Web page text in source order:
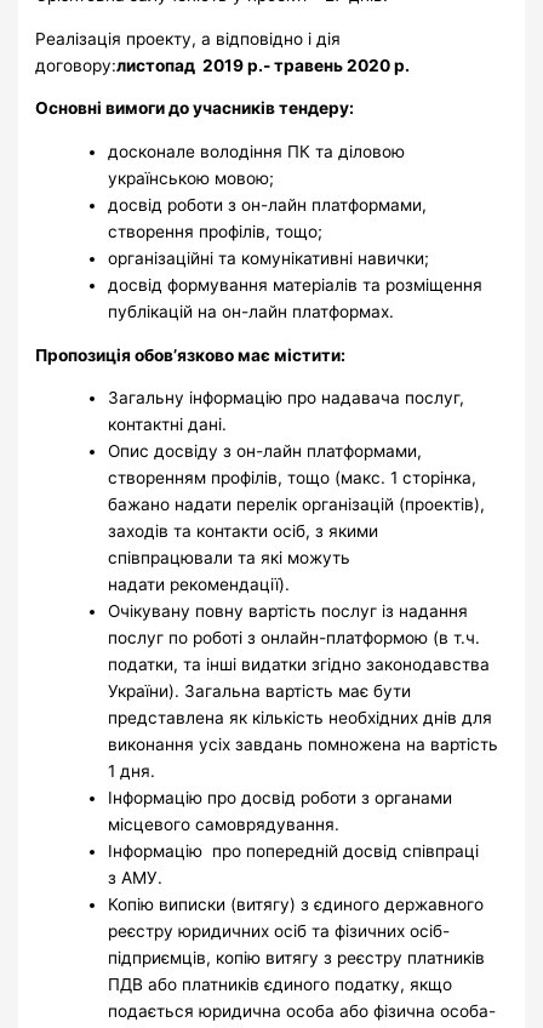
Реалізація проекту, а відповідно і дія
договору:листопад 2019 р.- травень 2020 р.
Основні вимоги до учасників тендеру:
досконале володіння ПК та діловою
українською мовою;
досвід роботи з он-лайн платформами,
створення профілів, тощо;
організаційні та комунікативні навички;
досвід формування матеріалів та розміщення
публікацій на он-лайн платформах.
Пропозиція обов’язково має містити:
Загальну інформацію про надавача послуг,
контактні дані.
Опис досвіду з он-лайн платформами,
створенням профілів, тощо (макс. 1 сторінка,
бажано надати перелік організацій (проектів),
заходів та контакти осіб, з якими
співпрацювали та які можуть
надати рекомендації).
Очікувану повну вартість послуг із надання
послуг по роботі з онлайн-платформою (в т.ч.
податки, та інші видатки згідно законодавства
України). Загальна вартість має бути
представлена як кількість необхідних днів для
виконання усіх завдань помножена на вартість
1 дня.
Інформацію про досвід роботи з органами
місцевого самоврядування.
Інформацію про попередній досвід співпраці
з АМУ.
Копію виписки (витягу) з єдиного державного
реєстру юридичних осіб та фізичних осіб-
підприємців, копію витягу з реєстру платників
ПДВ або платників єдиного податку, якщо
подається юридична особа або фізична особа-